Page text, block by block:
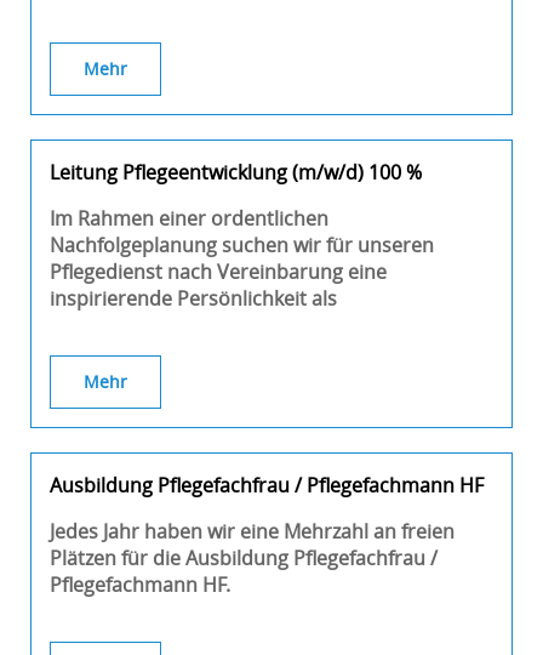
Mehr
Leitung Pflegeentwicklung (m/w/d) 100 %
Im Rahmen einer ordentlichen
Nachfolgeplanung suchen wir für unseren
Pflegedienst nach Vereinbarung eine
inspirierende Persönlichkeit als
Mehr
Ausbildung Pflegefachfrau / Pflegefachmann HF
Jedes Jahr haben wir eine Mehrzahl an freien
Plätzen für die Ausbildung Pflegefachfrau /
Pflegefachmann HF.